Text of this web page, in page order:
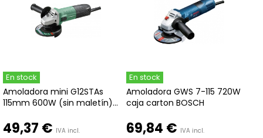
En stock
Amoladora mini G12STAs
115mm 600W (sin maletín)...
49,37 € IVA incl.
En stock
Amoladora GWS 7-115 720W
caja carton BOSCH
69,84 € IVA incl.